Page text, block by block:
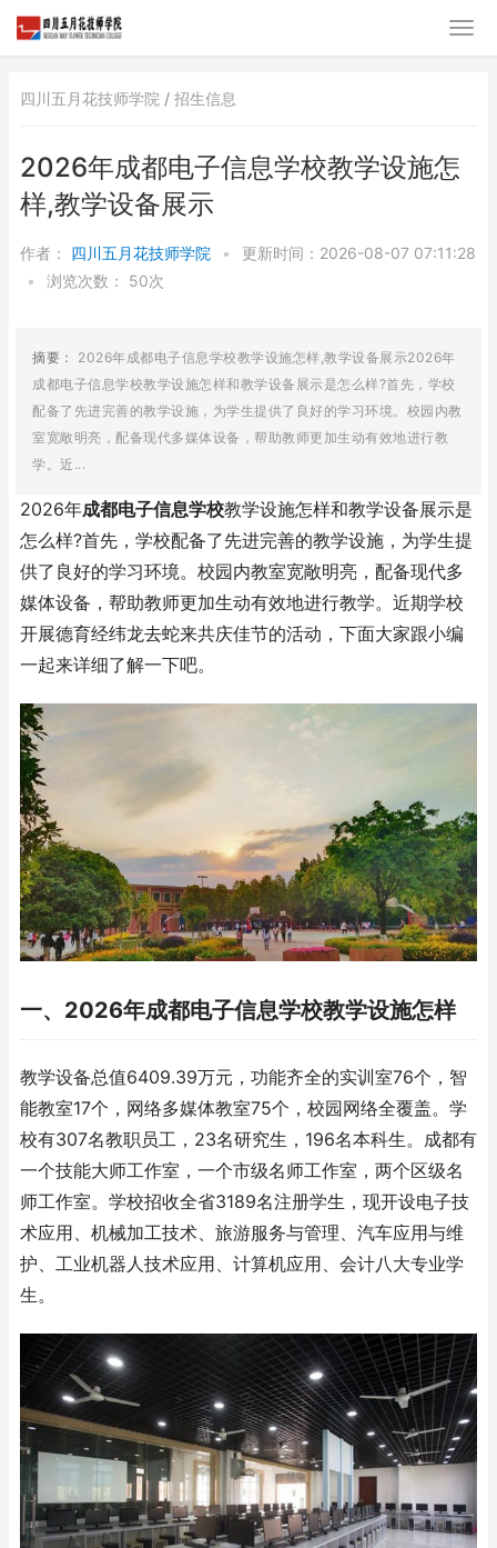
四川五月花技师学院 / 招生信息
2026年成都电子信息学校教学设施怎
样,教学设备展示
作者： 四川五月花技师学院 •
更新时间：2026-08-07 07:11:28
•
浏览次数： 50次
摘要： 2026年成都电子信息学校教学设施怎样,教学设备展示2026年
成都电子信息学校教学设施怎样和教学设备展示是怎么样?首先，学校
配备了先进完善的教学设施，为学生提供了良好的学习环境。校园内教
室宽敞明亮，配备现代多媒体设备，帮助教师更加生动有效地进行教
学。近...
2026年成都电子信息学校教学设施怎样和教学设备展示是
怎么样?首先，学校配备了先进完善的教学设施，为学生提
供了良好的学习环境。校园内教室宽敞明亮，配备现代多
媒体设备，帮助教师更加生动有效地进行教学。近期学校
开展德育经纬龙去蛇来共庆佳节的活动，下面大家跟小编
一起来详细了解一下吧。
一、2026年成都电子信息学校教学设施怎样
教学设备总值6409.39万元，功能齐全的实训室76个，智
能教室17个，网络多媒体教室75个，校园网络全覆盖。学
校有307名教职员工，23名研究生，196名本科生。成都有
一个技能大师工作室，一个市级名师工作室，两个区级名
师工作室。学校招收全省3189名注册学生，现开设电子技
术应用、机械加工技术、旅游服务与管理、汽车应用与维
护、工业机器人技术应用、计算机应用、会计八大专业学
生。